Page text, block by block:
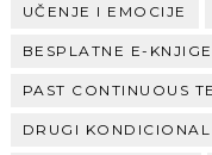
UČENJE I EMOCIJE
BESPLATNE E-KNJIGE
PAST CONTINUOUS
DRUGI KONDICIONAL